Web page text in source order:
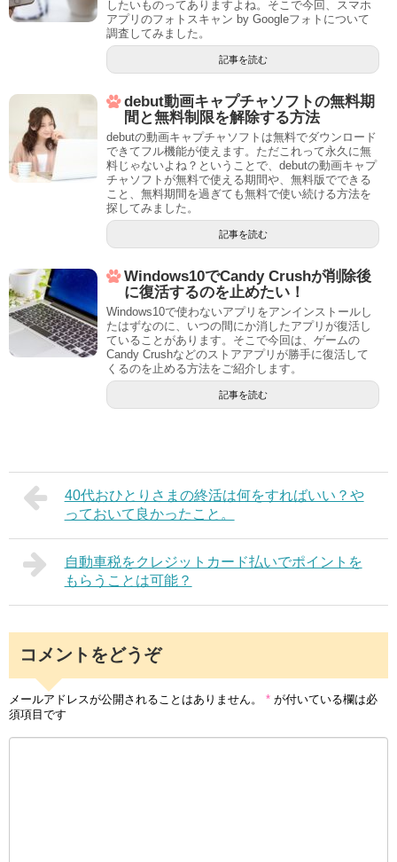
したいものってありますよね。そこで今回、スマホ
アプリのフォトスキャン by Googleフォトについて
調査してみました。
記事を読む
debut動画キャプチャソフトの無料期
間と無料制限を解除する方法
debutの動画キャプチャソフトは無料でダウンロード
できてフル機能が使えます。ただこれって永久に無
料じゃないよね？ということで、debutの動画キャプ
チャソフトが無料で使える期間や、無料版でできる
こと、無料期間を過ぎても無料で使い続ける方法を
探してみました。
記事を読む
Windows10でCandy Crushが削除後
に復活するのを止めたい！
Windows10で使わないアプリをアンインストールし
たはずなのに、いつの間にか消したアプリが復活し
ていることがあります。そこで今回は、ゲームの
Candy Crushなどのストアアプリが勝手に復活して
くるのを止める方法をご紹介します。
記事を読む
40代おひとりさまの終活は何をすればいい？や
っておいて良かったこと。
自動車税をクレジットカード払いでポイントを
もらうことは可能？
コメントをどうぞ
メールアドレスが公開されることはありません。 * が付いている欄は必
須項目です